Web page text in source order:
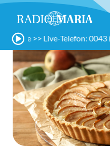
>> Live-Telefon: 0043 (0)